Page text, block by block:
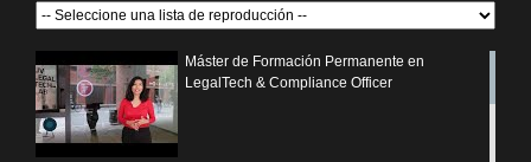
Máster de Formación Permanente en
LegalTech & Compliance Officer